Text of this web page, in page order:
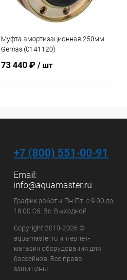
Муфта амортизационная 250мм
Gemas (0141120)
73 440 ₽/ шт
К сравнению Под заказ
+7 (800) 551-00-91
Email:
info@aquamaster.ru
График работы Пн-Пт: с 9:00 до
18:00 Сб, Вс: Выходной
Copyright 2010-2026 ©
aquamaster.ru интернет-
магазин оборудования для
бассейнов. Все права
защищены.